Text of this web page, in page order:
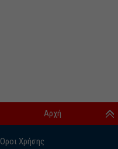
Οροι Χρήσης
Αρχή